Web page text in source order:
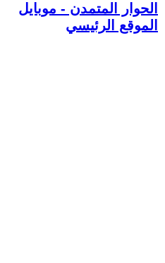
الحوار المتمدن - موبايل
الموقع الرئيسي